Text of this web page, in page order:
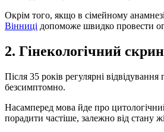
Окрім того, якщо в сімейному
Вінниці допоможе швидко провести
2. Гінекологічний
Після 35 років регулярні
безсимптомно.
Насамперед мова йде про
порадити частіше, залежно від